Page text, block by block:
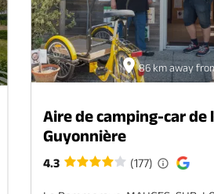
86 km away
Aire de camping-car de
Guyonnière
4.3 (177)